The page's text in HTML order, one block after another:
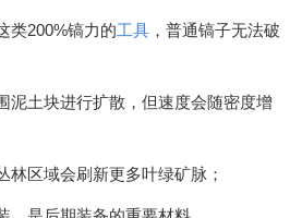
类200%镐力的工具 ，普通镐子无法破
泥土块进行扩散，但速度会随密度增
林区域会刷新更多叶绿矿脉；